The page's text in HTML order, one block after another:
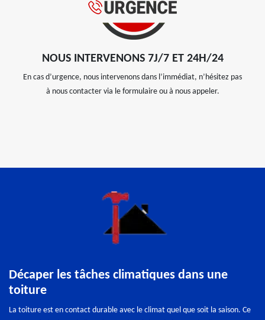
NOUS INTERVENONS 7J/7 ET 24H/24
En cas d’urgence, nous intervenons dans l’immédiat, n’hésitez pas
à nous contacter via le formulaire ou à nous appeler.
Décaper les tâches climatiques dans une
toiture
La toiture est en contact durable avec le climat quel que soit la saison. Ce